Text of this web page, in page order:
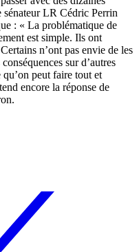
sénateur LR Cédric Perrin
: « La problématique de
est simple. Ils ont
n’ont pas envie de les
sur d’autres
peut faire tout et
encore la réponse de